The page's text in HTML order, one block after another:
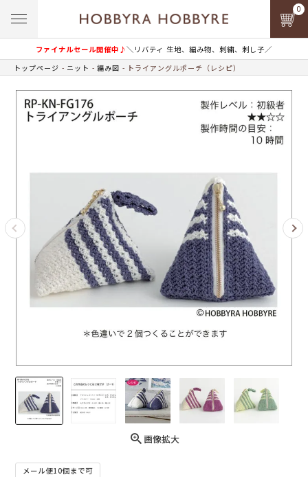
ファイナルセール開催中♪＼リバティ 生地、編み物、刺繍、刺し子／
0
トップページ ニット 編み図 トライアングルポーチ（レシピ）
画像拡大
メール便10個まで可